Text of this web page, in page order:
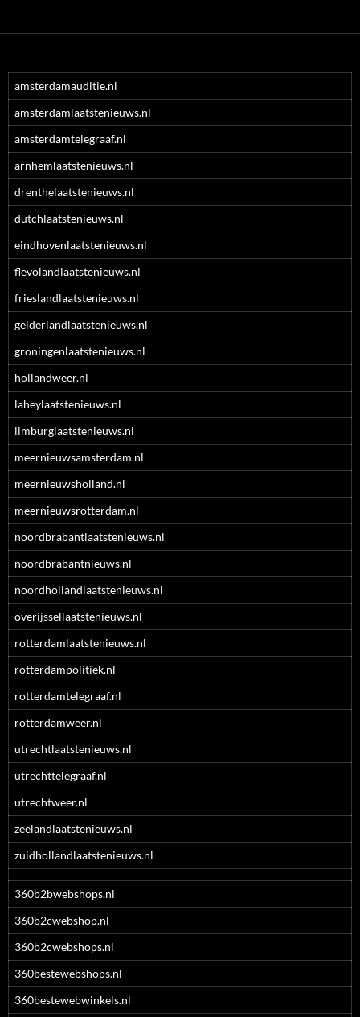
amsterdamauditie.nl
amsterdamlaatstenieuws.nl
amsterdamtelegraaf.nl
arnhemlaatstenieuws.nl
drenthelaatstenieuws.nl
dutchlaatstenieuws.nl
eindhovenlaatstenieuws.nl
flevolandlaatstenieuws.nl
frieslandlaatstenieuws.nl
gelderlandlaatstenieuws.nl
groningenlaatstenieuws.nl
hollandweer.nl
laheylaatstenieuws.nl
limburglaatstenieuws.nl
meernieuwsamsterdam.nl
meernieuwsholland.nl
meernieuwsrotterdam.nl
noordbrabantlaatstenieuws.nl
noordbrabantnieuws.nl
noordhollandlaatstenieuws.nl
overijssellaatstenieuws.nl
rotterdamlaatstenieuws.nl
rotterdampolitiek.nl
rotterdamtelegraaf.nl
rotterdamweer.nl
utrechtlaatstenieuws.nl
utrechttelegraaf.nl
utrechtweer.nl
zeelandlaatstenieuws.nl
zuidhollandlaatstenieuws.nl
360b2bwebshops.nl
360b2cwebshop.nl
360b2cwebshops.nl
360bestewebshops.nl
360bestewebwinkels.nl